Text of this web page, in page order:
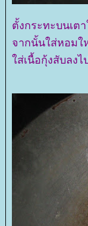
ตั้งกระทะบนเต
จากนั้นใส่หอมใ
ส่เนื้อกุ้งสับลงไ